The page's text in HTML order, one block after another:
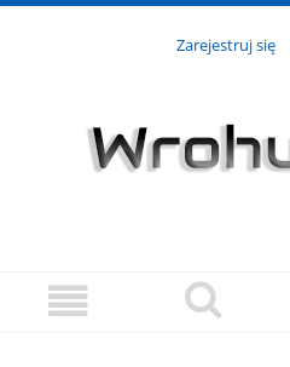
Zarejestruj się